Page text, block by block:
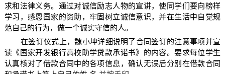
求和法律义务。通过对诚信励志人物的宣讲，使同学们要向榜样
学习，感恩国家的资助，牢固树立诚信意识，并在生活中自觉规
范自己的行为，做一个诚实守信的人。
在签订仪式上，魏小坤详细说明了合同签订的注意事项并宣
读《国家开发银行高校助学贷款承诺书》的内容。要求每位学生
认真核对了借款合同中的各项信息，确认无误后分别在借款合同